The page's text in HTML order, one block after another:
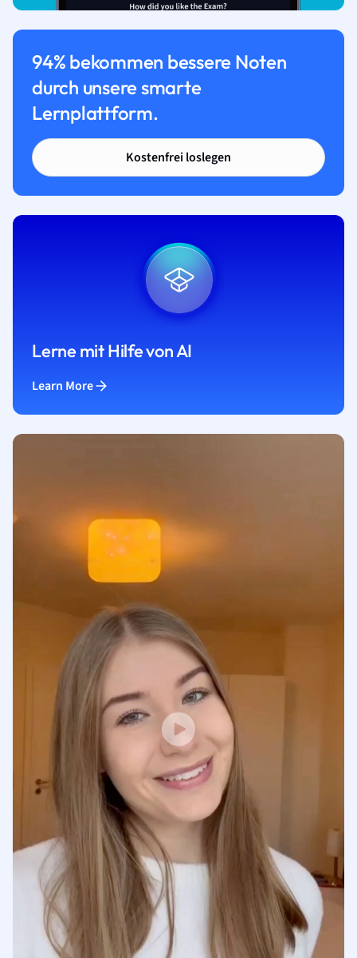
94% bekommen bessere Noten
durch unsere smarte
Lernplattform.
Kostenfrei loslegen
Lerne mit Hilfe von AI
Learn More